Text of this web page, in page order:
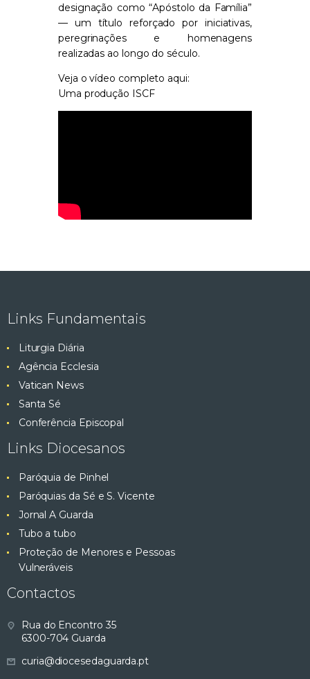
designação como “Apóstolo da Família”
— um título reforçado por iniciativas,
peregrinações e homenagens
realizadas ao longo do século.
Veja o vídeo completo aqui:
Uma produção ISCF
Links Fundamentais
Liturgia Diária
Agência Ecclesia
Vatican News
Santa Sé
Conferência Episcopal
Links Diocesanos
Paróquia de Pinhel
Paróquias da Sé e S. Vicente
Jornal A Guarda
Tubo a tubo
Proteção de Menores e Pessoas
Vulneráveis
Contactos
Rua do Encontro 35
6300-704 Guarda
curia@diocesedaguarda.pt